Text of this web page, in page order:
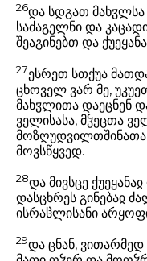
26და სდგათ მახჳლსა
საძაგელნი და
შეაგინებთ და
27ესრეთ სთქუა
ცხოველ ვარ მე,
მახჳლითა დაეცნენ
ველისასა, მჴეცთა
მოზღუდვილთშინათა
მოვსწყვედ.
28და მივსცე
დასცხრეს გინებაჲ
ისრაჱლისანი
29და ცნან,